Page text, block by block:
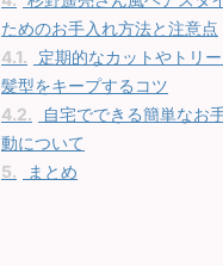
ためのお手入れ方法と注意点
4.1.
定期的なカットやトリ
髪型をキープするコツ
4.2.
自宅でできる簡単なお
動について
5.
まとめ